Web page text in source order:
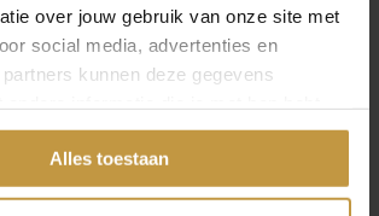
over jouw gebruik van onze site met
social media, advertenties en
kunnen deze gegevens
hebben verzameld via jouw gebruik van
Alles toestaanSwiss Military Hanowa